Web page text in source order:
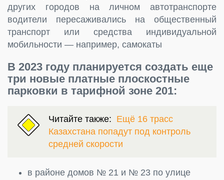
других городов на личном автотранспорте
водители пересаживались на общественный
транспорт или средства индивидуальной
мобильности — например, самокаты
В 2023 году планируется создать еще
три новые платные плоскостные
парковки в тарифной зоне 201:
Читайте также: Ещё 16 трасс
Казахстана попадут под контроль
средней скорости
в районе домов № 21 и № 23 по улице